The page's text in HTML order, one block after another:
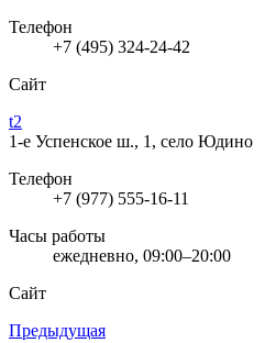
Телефон
+7 (495) 324-24-42
Сайт
t2
1-е Успенское ш., 1, село Юдино
Телефон
+7 (977) 555-16-11
Часы работы
ежедневно, 09:00–20:00
Сайт
Предыдущая